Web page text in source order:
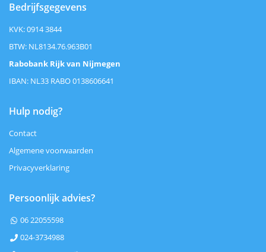
Bedrijfsgegevens
KVK: 0914 3844
BTW: NL8134.76.963B01
Rabobank Rijk van Nijmegen
IBAN: NL33 RABO 0138606641
Hulp nodig?
Contact
Algemene voorwaarden
Privacyverklaring
Persoonlijk advies?
 06 22055598
 024-3734988